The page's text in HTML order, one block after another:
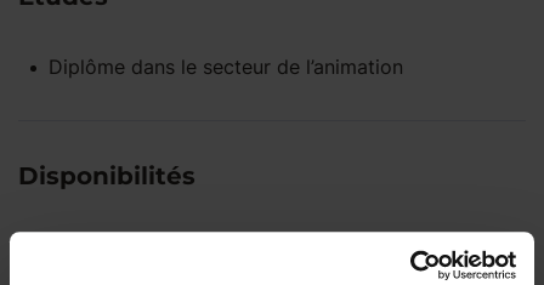
Diplôme dans le secteur de l’animation
Disponibilités
Indisponible